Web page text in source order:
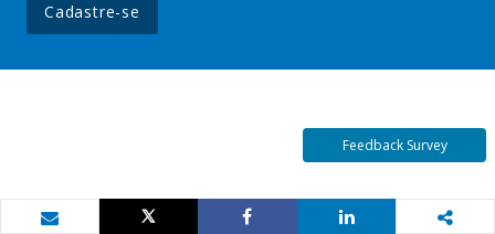
Cadastre-se
Feedback Survey